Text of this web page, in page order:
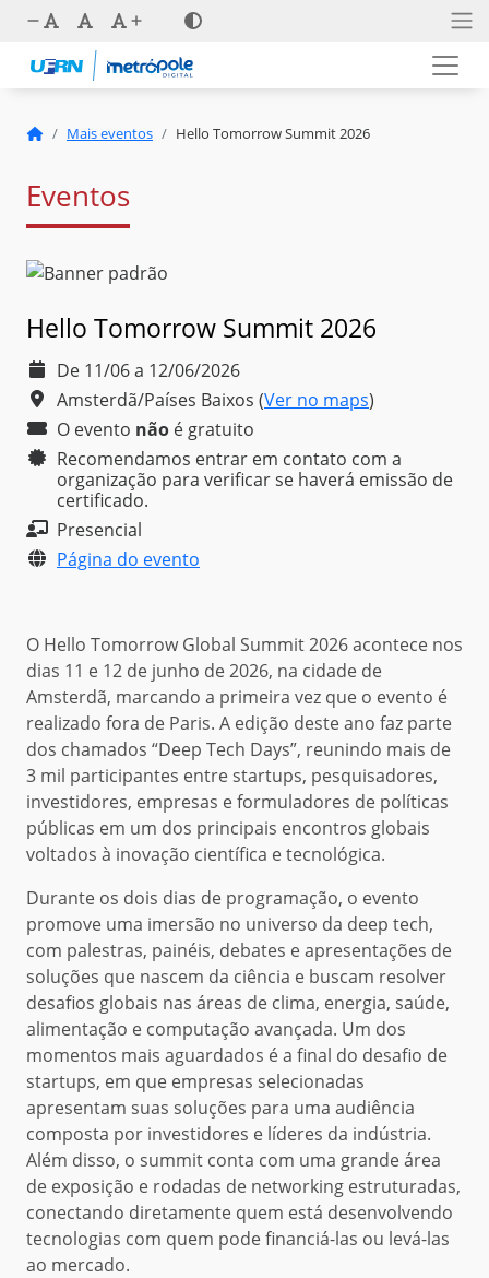
Mais eventos Hello Tomorrow Summit 2026
Eventos
Hello Tomorrow Summit 2026
De 11/06 a 12/06/2026
Amsterdã/Países Baixos (Ver no maps)
O evento não é gratuito
Recomendamos entrar em contato com a
organização para verificar se haverá emissão de
certificado.
Presencial
Página do evento
O Hello Tomorrow Global Summit 2026 acontece nos
dias 11 e 12 de junho de 2026, na cidade de
Amsterdã, marcando a primeira vez que o evento é
realizado fora de Paris. A edição deste ano faz parte
dos chamados “Deep Tech Days”, reunindo mais de
3 mil participantes entre startups, pesquisadores,
investidores, empresas e formuladores de políticas
públicas em um dos principais encontros globais
voltados à inovação científica e tecnológica.
Durante os dois dias de programação, o evento
promove uma imersão no universo da deep tech,
com palestras, painéis, debates e apresentações de
soluções que nascem da ciência e buscam resolver
desafios globais nas áreas de clima, energia, saúde,
alimentação e computação avançada. Um dos
momentos mais aguardados é a final do desafio de
startups, em que empresas selecionadas
apresentam suas soluções para uma audiência
composta por investidores e líderes da indústria.
Além disso, o summit conta com uma grande área
de exposição e rodadas de networking estruturadas,
conectando diretamente quem está desenvolvendo
tecnologias com quem pode financiá-las ou levá-las
ao mercado.